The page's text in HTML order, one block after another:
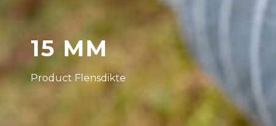
15 MM
Product Flensdikte